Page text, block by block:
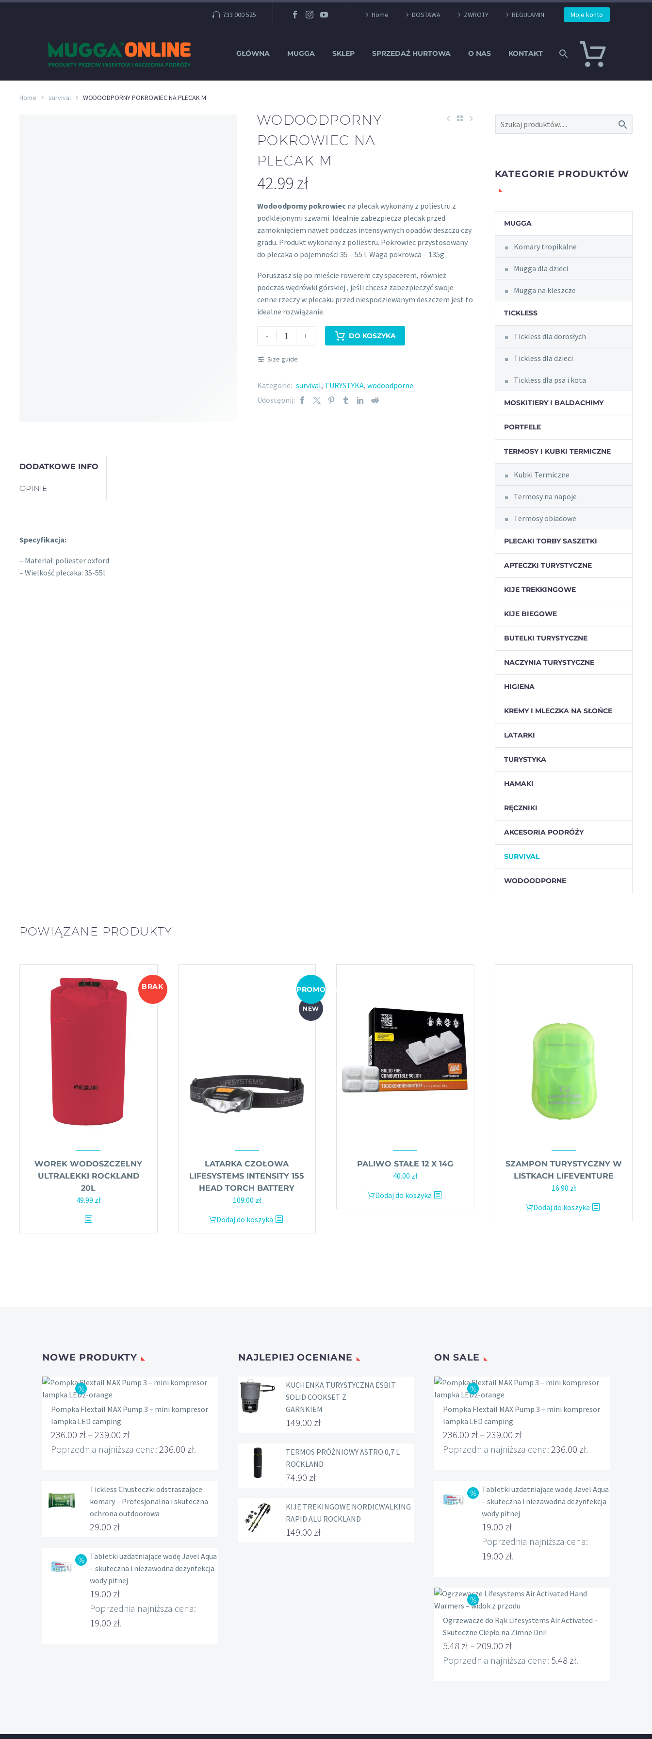
733 000 525 Home DOSTAWA ZWROTY REGULAMIN Moje konto
GŁÓWNA MUGGA SKLEP SPRZEDAŻ HURTOWA O NAS KONTAKT
Home survival WODOODPORNY POKROWIEC NA PLECAK M
WODOODPORNY
POKROWIEC NA
PLECAK M
42.99 zł
Wodoodporny pokrowiecna plecak wykonany z poliestru z
podklejonymi szwami. Idealnie zabezpiecza plecak przed
zamoknięciem nawet podczas intensywnych opadów deszczu czy
gradu. Produkt wykonany z poliestru. Pokrowiec przystosowany
do plecaka o pojemności 35 – 55 l. Waga pokrowca – 135g.
Poruszasz się po mieście rowerem czy spacerem, również
podczas wędrówki górskiej , jeśli chcesz zabezpieczyć swoje
cenne rzeczy w plecaku przed niespodziewanym deszczem jest to
idealne rozwiązanie.
-
WODOODPORNY
POKROWIEC
PLECAK
+ DO KOSZYKA
Size guide
Kategorie: survival, TURYSTYKA, wodoodporne
Udostępnij:
DODATKOWE INFO
OPINIE
Specyfikacja:
– Materiał: poliester oxford
– Wielkość plecaka: 35-55l

KATEGORIE PRODUKTÓW
MUGGA
Komary tropikalne
Mugga dla dzieci
Mugga na kleszcze
TICKLESS
Tickless dla dorosłych
Tickless dla dzieci
Tickless dla psa i kota
MOSKITIERY I BALDACHIMY
PORTFELE
TERMOSY I KUBKI TERMICZNE
Kubki Termiczne
Termosy na napoje
Termosy obiadowe
PLECAKI TORBY SASZETKI
APTECZKI TURYSTYCZNE
KIJE TREKKINGOWE
KIJE BIEGOWE
BUTELKI TURYSTYCZNE
NACZYNIA TURYSTYCZNE
HIGIENA
KREMY I MLECZKA NA SŁOŃCE
LATARKI
TURYSTYKA
HAMAKI
RĘCZNIKI
AKCESORIA PODRÓŻY
SURVIVAL
WODOODPORNE
POWIĄZANE PRODUKTY
BRAK
WOREK WODOSZCZELNY
ULTRALEKKI ROCKLAND
20L
49.99 zł
PROMOCJA!
NEW
LATARKA CZOŁOWA
LIFESYSTEMS INTENSITY 155
HEAD TORCH BATTERY
Pierwotna
wynosiła:
119.00 zł.
109.00 złAktualna
wynosi:
109.00 zł.
Dodaj do koszyka
PALIWO STAŁE 12 X 14G
40.00 zł
Dodaj do koszyka
SZAMPON TURYSTYCZNY W
LISTKACH LIFEVENTURE
16.90 zł
Dodaj do koszyka
NOWE PRODUKTY
Pompka Flextail MAX Pump 3 – mini kompresor
lampka LED camping
236.00 zł – 239.00 zł
Zakres
236.00 zł
do
Poprzednia najniższa cena: 236.00 zł.
Tickless Chusteczki odstraszające
komary – Profesjonalna i skuteczna
ochrona outdoorowa
29.00 zł
Tabletki uzdatniające wodę Javel Aqua
– skuteczna i niezawodna dezynfekcja
wody pitnej
Pierwotna
cena
wynosiła:
19.00 zł
Aktualna
cena
Poprzednia najniższa cena:
19.00 zł.
NAJLEPIEJ OCENIANE
KUCHENKA TURYSTYCZNA ESBIT
SOLID COOKSET Z
GARNKIEM
149.00 zł
TERMOS PRÓŻNIOWY ASTRO 0,7 L
ROCKLAND
74.90 zł
KIJE TREKINGOWE NORDICWALKING
RAPID ALU ROCKLAND
149.00 zł
ON SALE
Pompka Flextail MAX Pump 3 – mini kompresor
lampka LED camping
236.00 zł – 239.00 zł
Zakres
236.00 zł
do
Poprzednia najniższa cena: 236.00 zł.
Tabletki uzdatniające wodę Javel Aqua
– skuteczna i niezawodna dezynfekcja
wody pitnej
Pierwotna
cena
wynosiła:
19.00 zł
Aktualna
cena
Poprzednia najniższa cena:
19.00 zł.
Ogrzewacze do Rąk Lifesystems Air Activated –
Skuteczne Ciepło na Zimne Dni!
5.48 zł – 209.00 zł
Zakres
209.00 zł
Poprzednia najniższa cena: 5.48 zł.